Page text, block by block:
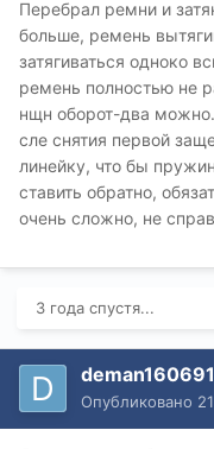
Перебрал ремни и
больше, ремень
затягиваться одноко
ремень полностью не
нщн оборот-два
сле снятия первой
линейку, что бы
ставить обратно,
очень сложно, не
3 года спустя...
deman160691
Опубликовано